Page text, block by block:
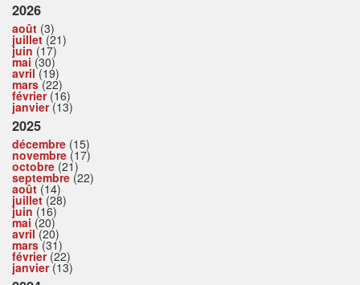
2026
août (3)
juillet(21)
juin (17)
mai (30)
avril(19)
mars(22)
février(16)
janvier(13)
2025
décembre (15)
novembre (17)
octobre (21)
septembre (22)
août (14)
juillet(28)
juin (16)
mai (20)
avril(20)
mars(31)
février(22)
janvier(13)